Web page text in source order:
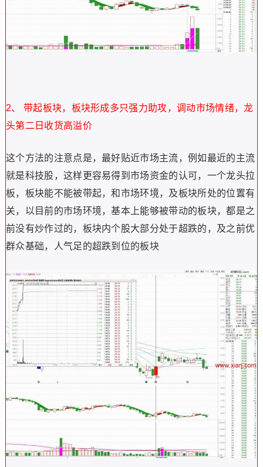
2、 带起板块，板块形成多只强力助攻，调动市场情绪，龙
头第二日收货高溢价
这个方法的注意点是，最好贴近市场主流，例如最近的主流
就是科技股，这样更容易得到市场资金的认可，一个龙头拉
板，板块能不能被带起，和市场环境，及板块所处的位置有
关，以目前的市场环境，基本上能够被带动的板块，都是之
前没有炒作过的，板块内个股大部分处于超跌的，及之前优
群众基础，人气足的超跌到位的板块